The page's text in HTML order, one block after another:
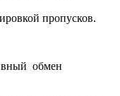
пропусков.
обмен